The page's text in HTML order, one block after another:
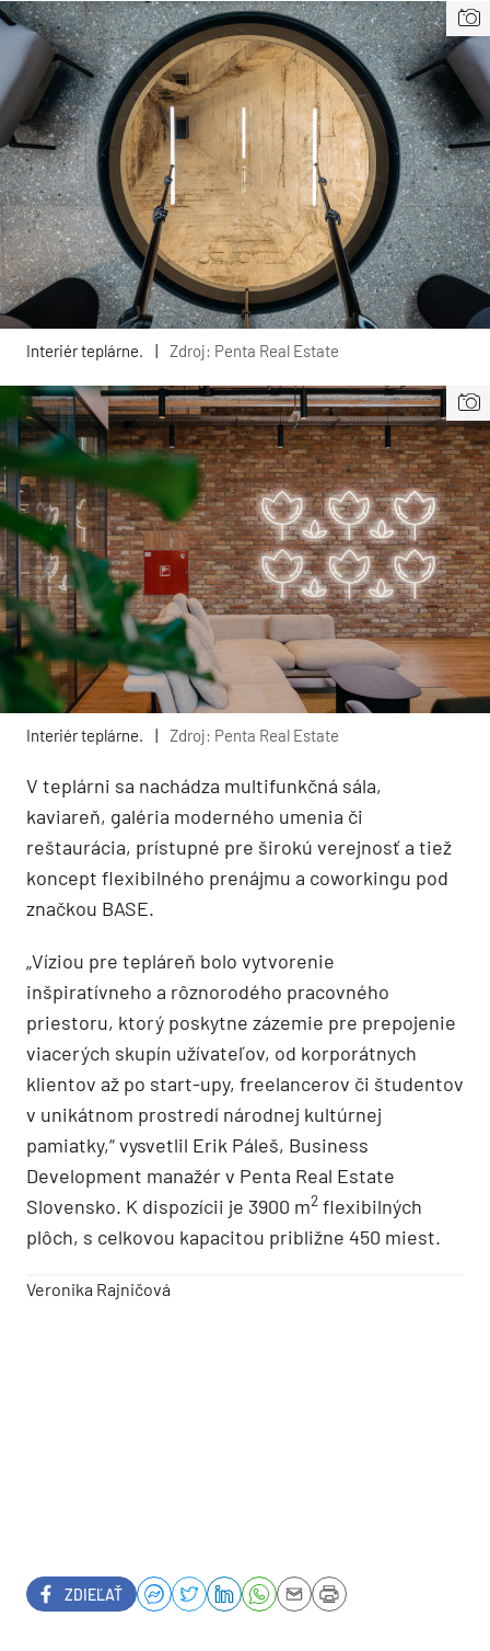
Interiér teplárne. | Zdroj: Penta Real Estate
Interiér teplárne. | Zdroj: Penta Real Estate
V teplárni sa nachádza multifunkčná sála,
kaviareň, galéria moderného umenia či
reštaurácia, prístupné pre širokú verejnosť a tiež
koncept flexibilného prenájmu a coworkingu pod
značkou BASE.
​​„Víziou pre tepláreň bolo vytvorenie
inšpiratívneho a rôznorodého pracovného
priestoru, ktorý poskytne zázemie pre prepojenie
viacerých skupín užívateľov, od korporátnych
klientov až po start-upy, freelancerov či študentov
v unikátnom prostredí národnej kultúrnej
pamiatky,“ vysvetlil Erik Páleš, Business
Development manažér v Penta Real Estate
Slovensko. K dispozícii je 3900 m2 flexibilných
plôch, s celkovou kapacitou približne 450 miest.
Veronika Rajničová
ZDIEĽAŤ